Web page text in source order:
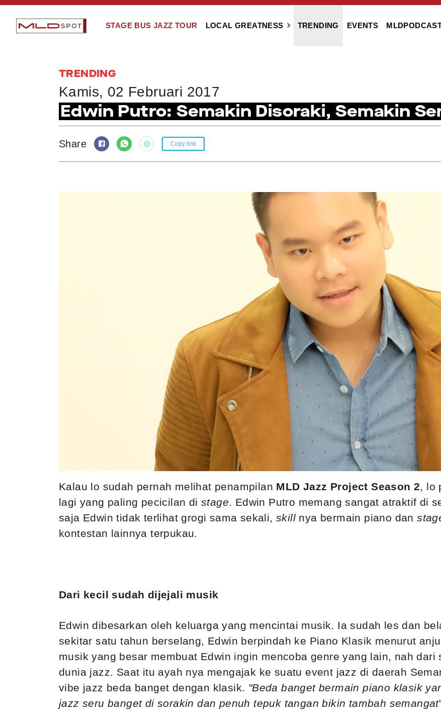
STAGE BUS JAZZ TOUR LOCAL GREATNESS TRENDING EVENTS
TRENDING
Kamis, 02 Februari 2017
Edwin Putro: Semakin Disoraki, Semakin
Share Copy link
Kalau lo sudah pernah melihat penampilan MLD Jazz Project Season 2, lo
lagi yang paling pecicilan di stage. Edwin Putro memang sangat atraktif di
saja Edwin tidak terlihat grogi sama sekali, skill nya bermain piano dan
kontestan lainnya terpukau.
Dari kecil sudah dijejali musik
Edwin dibesarkan oleh keluarga yang mencintai musik. Ia sudah les dan
sekitar satu tahun berselang, Edwin berpindah ke Piano Klasik menurut
musik yang besar membuat Edwin ingin mencoba genre yang lain, nah
dunia jazz. Saat itu ayah nya mengajak ke suatu event jazz di daerah
vibe jazz beda banget dengan klasik. "Beda banget bermain piano klasik
jazz seru banget di sorakin dan penuh tepuk tangan bikin tambah semangat